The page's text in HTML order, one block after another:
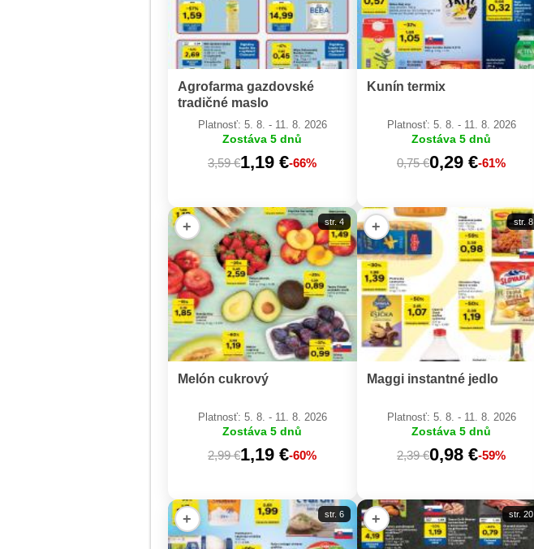
Agrofarma gazdovské
tradičné maslo
Platnosť: 5. 8. - 11. 8. 2026
Zostáva 5 dnů
3,59 €1,19 €-66%
Kunín termix
Platnosť: 5. 8. - 11. 8. 2026
Zostáva 5 dnů
0,75 €0,29 €-61%
+ str. 4
Melón cukrový
Platnosť: 5. 8. - 11. 8. 2026
Zostáva 5 dnů
2,99 €1,19 €-60%
+ str. 8
Maggi instantné jedlo
Platnosť: 5. 8. - 11. 8. 2026
Zostáva 5 dnů
2,39 €0,98 €-59%
+ str. 6 + str. 20